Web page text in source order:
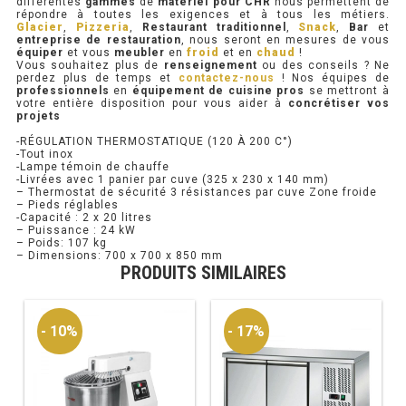
RÉFRIGÉRATEUR POISSON
CONGÉLATEUR
CONGÉLATEUR VITRÉ
CONGÉLATEURS HORIZONTAUX
CELLULE DE REFROIDISSEMENT
ARMOIRE À BOISSONS
VITRINE À BOISSONS
ARRIÈRE-BAR
CAVE À VIN
répondre à toutes les exigences et à tous les métiers.
Glacier, Pizzeria, Restaurant traditionnel , Snack, Bar et
entreprise de restauration, nous seront en mesures de vous
équiper et vous meubler en froid et en chaud !
Vous souhaitez plus de renseignement ou des conseils ? Ne
perdez plus de temps et contactez-nous
! Nos équipes de
professionnels en équipement de cuisine pros se mettront à
votre entière disposition pour vous aider à concrétiser vos
projets
-RÉGULATION THERMOSTATIQUE (120 À 200 C°)
-Tout inox
-Lampe témoin de chauffe
-Livrées avec 1 panier par cuve (325 x 230 x 140 mm)
– Thermostat de sécurité 3 résistances par cuve Zone froide
– Pieds réglables
-Capacité : 2 x 20 litres
– Puissance : 24 kW
– Poids: 107 kg
– Dimensions: 700 x 700 x 850 mm
PRODUITS SIMILAIRES
- 10% - 17%